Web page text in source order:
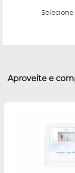
Selecione
Aproveite e